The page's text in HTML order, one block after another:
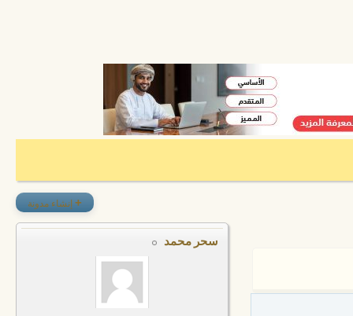
+ إنشاء مدونة
سحر محمد